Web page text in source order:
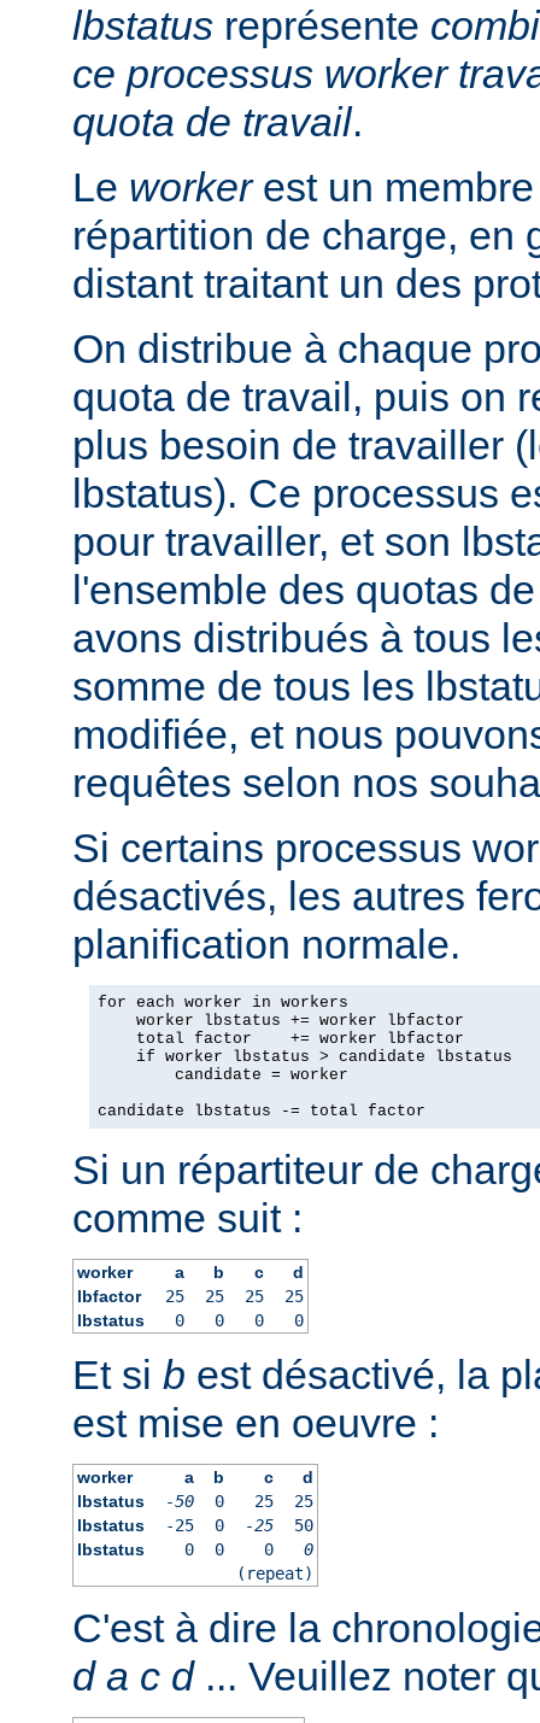
lbstatus représente
ce processus worker
quota de travail.
Le workerest un
répartition de charge, en
distant traitant un des
On distribue à chaque
quota de travail, puis on
plus besoin de travailler
lbstatus). Ce processus
pour travailler, et son
l'ensemble des quotas
avons distribués à tous
somme de tous les
modifiée, et nous
requêtes selon nos
Si certains processus
désactivés, les autres
planification normale.
for each worker in workers
    worker lbstatus += worker lbfactor
    total factor    += worker lbfactor
    if worker lbstatus > candidate lbstatus
        candidate = worker
candidate lbstatus -= total factor
Si un répartiteur de
comme suit :
worker a b c
d
lbfactor
25 25 25
25
lbstatus
0 0 0 0
Et si b est désactivé, la
est mise en oeuvre :
worker a b c
d
lbstatus
-50 0 25
25
lbstatus
-25 0 -25
50
lbstatus
0 0 0
0
(repeat)
C'est à dire la
d a c d... Veuillez noter